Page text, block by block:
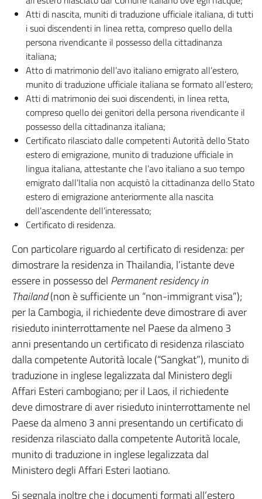
Atti di nascita, muniti di traduzione ufficiale italiana, di tutti
i suoi discendenti in linea retta, compreso quello della
persona rivendicante il possesso della cittadinanza
italiana;
Atto di matrimonio dell’avo italiano emigrato all’estero,
munito di traduzione ufficiale italiana se formato all’estero;
Atti di matrimonio dei suoi discendenti, in linea retta,
compreso quello dei genitori della persona rivendicante il
possesso della cittadinanza italiana;
Certificato rilasciato dalle competenti Autorità dello Stato
estero di emigrazione, munito di traduzione ufficiale in
lingua italiana, attestante che l’avo italiano a suo tempo
emigrato dall’Italia non acquistò la cittadinanza dello Stato
estero di emigrazione anteriormente alla nascita
dell’ascendente dell’interessato;
Certificato di residenza.
Con particolare riguardo al certificato di residenza: per
dimostrare la residenza in Thailandia, l’istante deve
essere in possesso del Permanent residency in
Thailand(non è sufficiente un “non-immigrant visa”);
per la Cambogia, il richiedente deve dimostrare di aver
risieduto ininterrottamente nel Paese da almeno 3
anni presentando un certificato di residenza rilasciato
dalla competente Autorità locale (“Sangkat”), munito di
traduzione in inglese legalizzata dal Ministero degli
Affari Esteri cambogiano; per il Laos, il richiedente
deve dimostrare di aver risieduto ininterrottamente nel
Paese da almeno 3 anni presentando un certificato di
residenza rilasciato dalla competente Autorità locale,
munito di traduzione in inglese legalizzata dal
Ministero degli Affari Esteri laotiano.
Si segnala inoltre che i documenti formati all’estero